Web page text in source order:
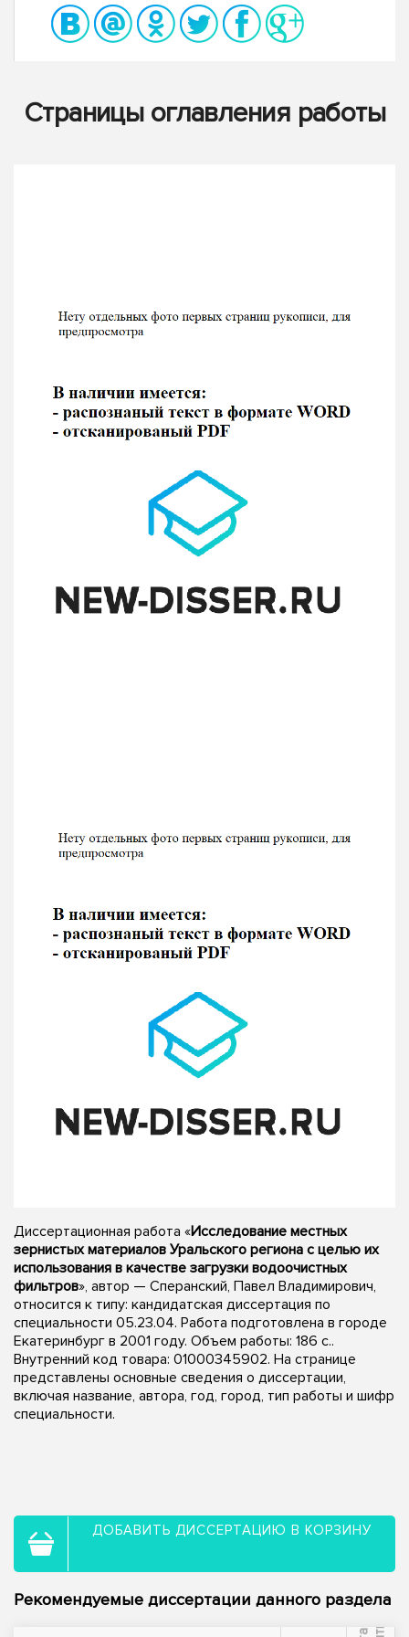
Страницы оглавления работы
Диссертационная работа «Исследование местных
зернистых материалов Уральского региона с целью их
использования в качестве загрузки водоочистных
фильтров», автор — Сперанский, Павел Владимирович,
относится к типу: кандидатская диссертация по
специальности 05.23.04. Работа подготовлена в городе
Екатеринбург в 2001 году. Объем работы: 186 с..
Внутренний код товара: 01000345902. На странице
представлены основные сведения о диссертации,
включая название, автора, год, город, тип работы и шифр
специальности.
ДОБАВИТЬ ДИССЕРТАЦИЮ В КОРЗИНУ
Рекомендуемые диссертации данного раздела